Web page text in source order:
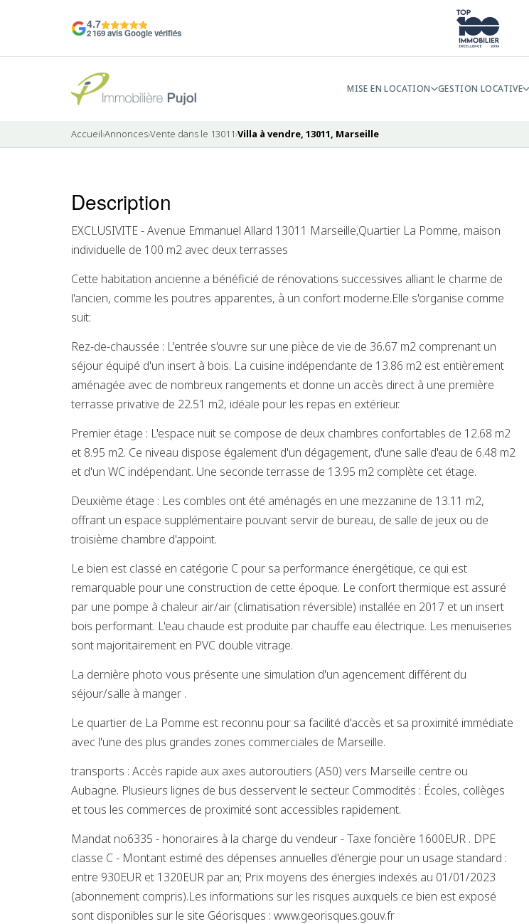
4.7
2 169 avis Google vérifiés
MISE EN LOCATION GESTION LOCATIVE
Accueil›Annonces›Vente dans le 13011›Villa à vendre, 13011, Marseille
Description
EXCLUSIVITE - Avenue Emmanuel Allard 13011 Marseille,Quartier La Pomme, maison
individuelle de 100 m2 avec deux terrasses
Cette habitation ancienne a bénéficié de rénovations successives alliant le charme de
l'ancien, comme les poutres apparentes, à un confort moderne.Elle s'organise comme
suit:
Rez-de-chaussée : L'entrée s'ouvre sur une pièce de vie de 36.67 m2 comprenant un
séjour équipé d'un insert à bois. La cuisine indépendante de 13.86 m2 est entièrement
aménagée avec de nombreux rangements et donne un accès direct à une première
terrasse privative de 22.51 m2, idéale pour les repas en extérieur.
Premier étage : L'espace nuit se compose de deux chambres confortables de 12.68 m2
et 8.95 m2. Ce niveau dispose également d'un dégagement, d'une salle d'eau de 6.48 m2
et d'un WC indépendant. Une seconde terrasse de 13.95 m2 complète cet étage.
Deuxième étage : Les combles ont été aménagés en une mezzanine de 13.11 m2,
offrant un espace supplémentaire pouvant servir de bureau, de salle de jeux ou de
troisième chambre d'appoint.
Le bien est classé en catégorie C pour sa performance énergétique, ce qui est
remarquable pour une construction de cette époque. Le confort thermique est assuré
par une pompe à chaleur air/air (climatisation réversible) installée en 2017 et un insert
bois performant. L'eau chaude est produite par chauffe eau électrique. Les menuiseries
sont majoritairement en PVC double vitrage.
La dernière photo vous présente une simulation d'un agencement différent du
séjour/salle à manger .
Le quartier de La Pomme est reconnu pour sa facilité d'accès et sa proximité immédiate
avec l'une des plus grandes zones commerciales de Marseille.
transports : Accès rapide aux axes autoroutiers (A50) vers Marseille centre ou
Aubagne. Plusieurs lignes de bus desservent le secteur. Commodités : Écoles, collèges
et tous les commerces de proximité sont accessibles rapidement.
Mandat no6335 - honoraires à la charge du vendeur - Taxe foncière 1600EUR . DPE
classe C - Montant estimé des dépenses annuelles d'énergie pour un usage standard :
entre 930EUR et 1320EUR par an; Prix moyens des énergies indexés au 01/01/2023
(abonnement compris).Les informations sur les risques auxquels ce bien est exposé
sont disponibles sur le site Géorisques : www.georisques.gouv.fr